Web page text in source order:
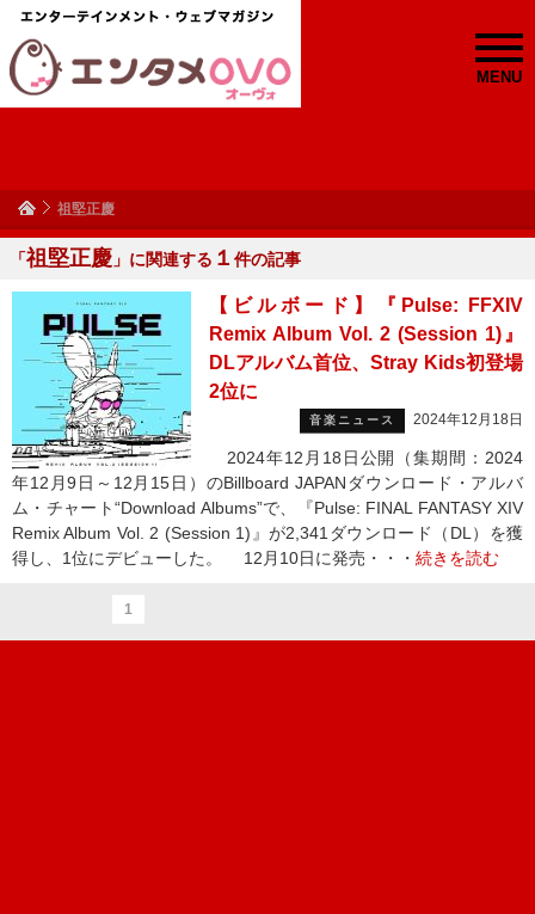
MENU
祖堅正慶
「祖堅正慶 」に関連する １ 件の記事
【ビルボード】『Pulse: FFXIV
Remix Album Vol. 2 (Session 1)』
DLアルバム首位、Stray Kids初登場
2位に
音楽ニュース 2024年12月18日
2024年12月18日公開（集期間：2024
年12月9日～12月15日）のBillboard JAPANダウンロード・アルバ
ム・チャート“Download Albums”で、『Pulse: FINAL FANTASY XIV
Remix Album Vol. 2 (Session 1)』が2,341ダウンロード（DL）を獲
得し、1位にデビューした。 12月10日に発売・・・ 続きを読む
1